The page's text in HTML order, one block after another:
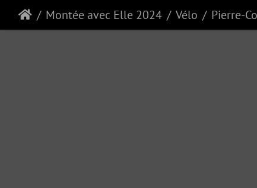
Montée avec Elle 2024 Vélo